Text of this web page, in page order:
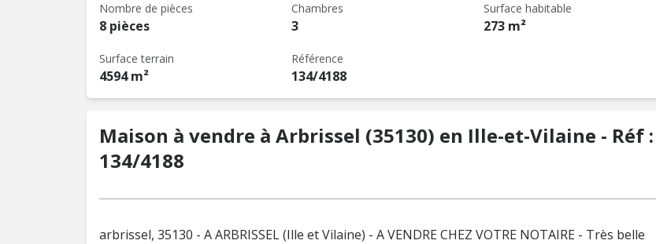
Nombre de pièces
8 pièces
Chambres
3
Surface habitable
273 m²
Surface terrain
4594 m²
Référence
134/4188
Maison à vendre à Arbrissel (35130) en Ille-et-Vilaine - Réf :
134/4188
arbrissel, 35130 - A ARBRISSEL (Ille et Vilaine) - A VENDRE CHEZ VOTRE NOTAIRE - Très belle